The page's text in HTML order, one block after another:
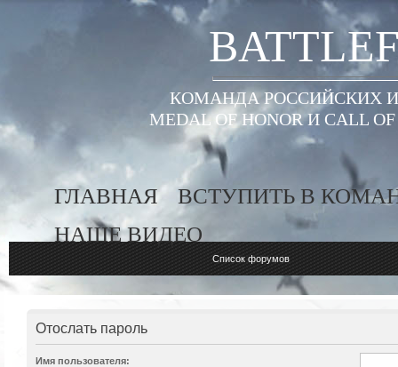
КОМАНДА РОССИЙСКИХ
MEDAL OF HONOR И
ГЛАВНАЯ
ВСТУПИТЬ В
НАШЕ ВИДЕО
Список форумов
Отослать пароль
Имя пользователя: